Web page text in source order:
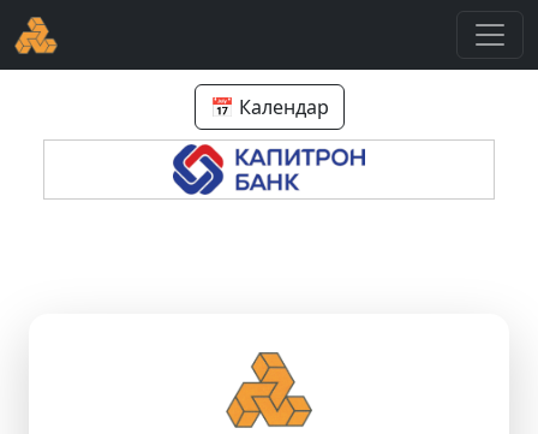
📅 Календар